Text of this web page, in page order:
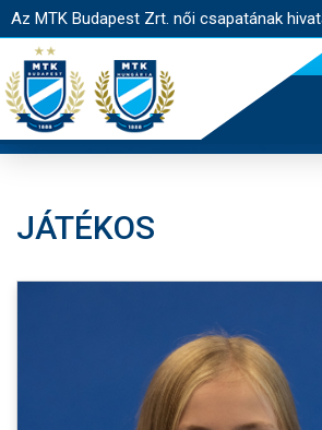
Az MTK Budapest Zrt. női csapatának
EGYESÜLET
NYITÓLAP
JÁTÉKOS